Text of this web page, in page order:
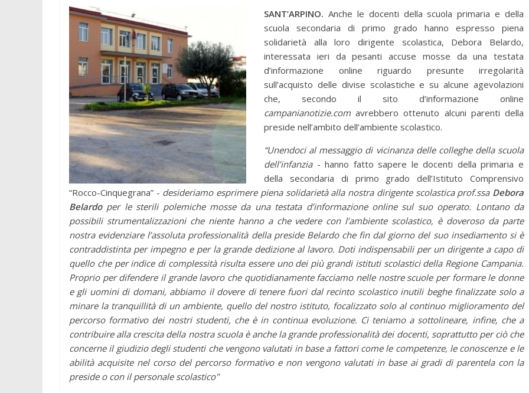
SANT’ARPINO. Anche le docenti della scuola primaria e della
scuola secondaria di primo grado hanno espresso piena
solidarietà alla loro dirigente scolastica, Debora Belardo,
interessata ieri da pesanti accuse mosse da una testata
d’informazione online riguardo presunte irregolarità
sull’acquisto delle divise scolastiche e su alcune agevolazioni
che, secondo il sito d’informazione online
campanianotizie.com avrebbero ottenuto alcuni parenti della
preside nell’ambito dell’ambiente scolastico.
“Unendoci al messaggio di vicinanza delle colleghe della scuola
dell’infanzia- hanno fatto sapere le docenti della primaria e
della secondaria di primo grado dell’Istituto Comprensivo
“Rocco-Cinquegrana” - desideriamo esprimere piena solidarietà alla nostra dirigente scolastica prof.ssa Debora
Belardoper le sterili polemiche mosse da una testata d’informazione online sul suo operato. Lontano da
possibili strumentalizzazioni che niente hanno a che vedere con l’ambiente scolastico, è doveroso da parte
nostra evidenziare l’assoluta professionalità della preside Belardo che fin dal giorno del suo insediamento si è
contraddistinta per impegno e per la grande dedizione al lavoro. Doti indispensabili per un dirigente a capo di
quello che per indice di complessità risulta essere uno dei più grandi istituti scolastici della Regione Campania.
Proprio per difendere il grande lavoro che quotidianamente facciamo nelle nostre scuole per formare le donne
e gli uomini di domani, abbiamo il dovere di tenere fuori dal recinto scolastico inutili beghe finalizzate solo a
minare la tranquillità di un ambiente, quello del nostro istituto, focalizzato solo al continuo miglioramento del
percorso formativo dei nostri studenti, che è in continua evoluzione. Ci teniamo a sottolineare, infine, che a
contribuire alla crescita della nostra scuola è anche la grande professionalità dei docenti, soprattutto per ciò che
concerne il giudizio degli studenti che vengono valutati in base a fattori come le competenze, le conoscenze e le
abilità acquisite nel corso del percorso formativo e non vengono valutati in base ai gradi di parentela con la
preside o con il personale scolastico"